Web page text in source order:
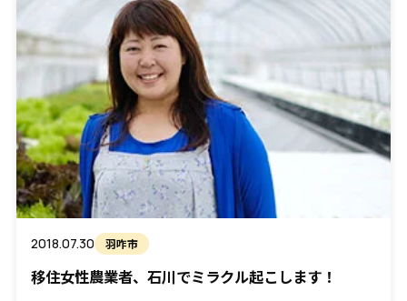
2018.07.30 羽咋市
移住女性農業者、石川でミラクル起こします！